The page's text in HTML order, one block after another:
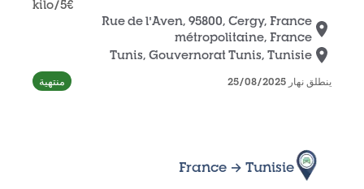
5€
/kilo
Rue de l'Aven, 95800, Cergy, France
métropolitaine, France
Tunis, Gouvernorat Tunis, Tunisie
ينطلق نهار 25/08/2025 منتهية
France → Tunisie